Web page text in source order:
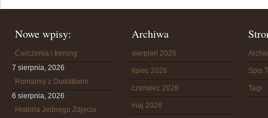
Nowe wpisy:
Ćwiczenia i trening
7 sierpnia, 2026
Romansy z Dodatkiem
6 sierpnia, 2026
Historia Jednego Zdjęcia
Archiwa
sierpień 2026
lipiec 2026
czerwiec 2026
maj 2026
Spis
Tagi